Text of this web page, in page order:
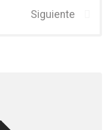
Siguiente